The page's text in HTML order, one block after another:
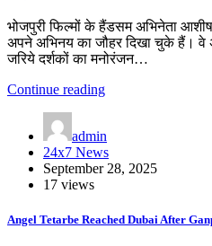
भोजपुरी फिल्मों के हैंडसम अभिनेता आशीष
अपने अभिनय का जौहर दिखा चुके हैं। वे
जरिये दर्शकों का मनोरंजन…
Continue reading
admin
24x7 News
September 28, 2025
17 views
Angel Tetarbe Reached Dubai After